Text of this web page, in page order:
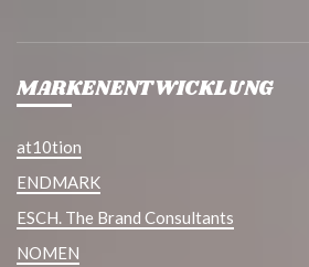
MARKENENTWICKLUNG
at10tion
ENDMARK
ESCH. The Brand Consultants
NOMEN